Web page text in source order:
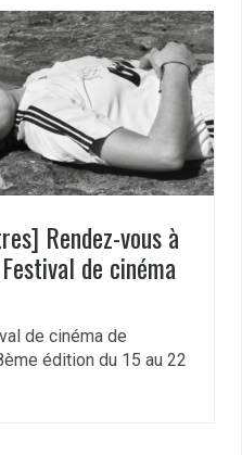
Rendez-vous à
de cinéma
de cinéma de
édition du 15 au 22